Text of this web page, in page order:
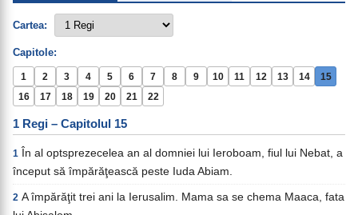
Cartea:
Capitole:
1 2 3 4 5 6 7 8 9 10 11 12 13 14
15
16
17 18 19 20 21 22
1 Regi – Capitolul 15
1
În al optsprezecelea an al domniei lui Ieroboam, fiul lui Nebat, a
început să împărăţească peste Iuda Abiam.
2 A împărăţit trei ani la Ierusalim. Mama sa se chema Maaca, fata